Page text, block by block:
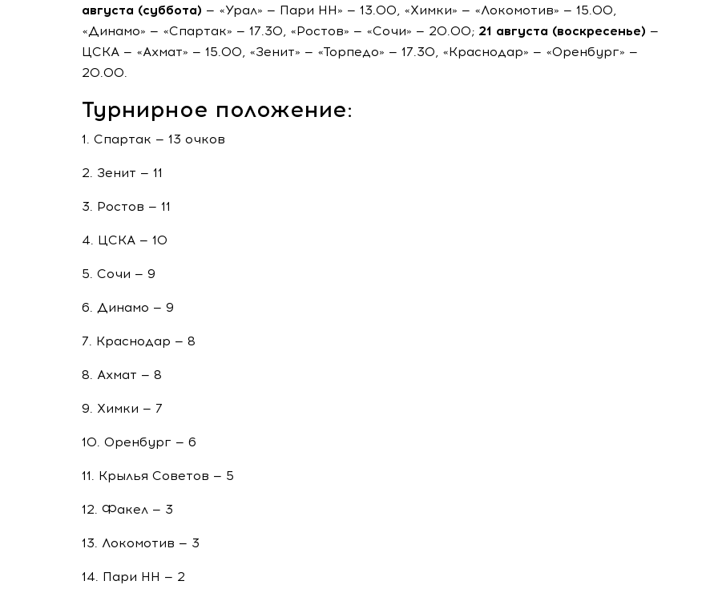
августа (суббота) — «Урал» — Пари НН» — 13.00, «Химки» — «Локомотив» — 15.00,
«Динамо» — «Спартак» — 17.30, «Ростов» — «Сочи» — 20.00; 21 августа (воскресенье) —
ЦСКА — «Ахмат» — 15.00, «Зенит» — «Торпедо» — 17.30, «Краснодар» — «Оренбург» —
20.00.
Турнирное положение:
1. Спартак — 13 очков
2. Зенит — 11
3. Ростов — 11
4. ЦСКА — 10
5. Сочи — 9
6. Динамо — 9
7. Краснодар — 8
8. Ахмат — 8
9. Химки — 7
10. Оренбург — 6
11. Крылья Советов — 5
12. Факел — 3
13. Локомотив — 3
14. Пари НН — 2